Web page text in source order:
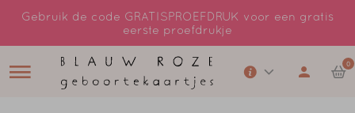
Gebruik de code GRATISPROEFDRUK voor een gratis
eerste proefdrukje
0